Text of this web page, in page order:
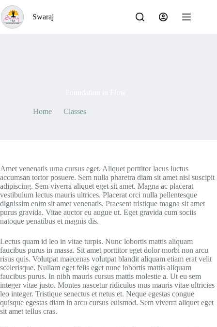
Skip
to
content
Swaraj
Home Classes
Amet venenatis urna cursus eget. Aliquet porttitor lacus luctus
accumsan tortor posuere. Sem nulla pharetra diam sit amet nisl suscipit
adipiscing. Sem viverra aliquet eget sit amet. Magna ac placerat
vestibulum lectus mauris ultrices. Placerat orci nulla pellentesque
dignissim enim sit amet venenatis. Praesent tristique magna sit amet
purus gravida. Vitae auctor eu augue ut. Eget gravida cum sociis
natoque penatibus et magnis dis.
Lectus quam id leo in vitae turpis. Nunc lobortis mattis aliquam
faucibus purus in massa. Sit amet porttitor eget dolor morbi non arcu
risus quis. Volutpat maecenas volutpat blandit aliquam etiam erat velit
scelerisque. Nullam eget felis eget nunc lobortis mattis aliquam
faucibus purus. In nibh mauris cursus mattis molestie a. Ut eu sem
integer vitae justo. Montes nascetur ridiculus mus mauris vitae ultricies
leo integer. Tristique senectus et netus et. Neque egestas congue
quisque egestas diam in arcu cursus euismod. Sem viverra aliquet eget
sit amet tellus cras.